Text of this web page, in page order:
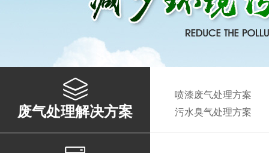
废气处理解决方案
喷漆废气处理方案
污水臭气处理方案